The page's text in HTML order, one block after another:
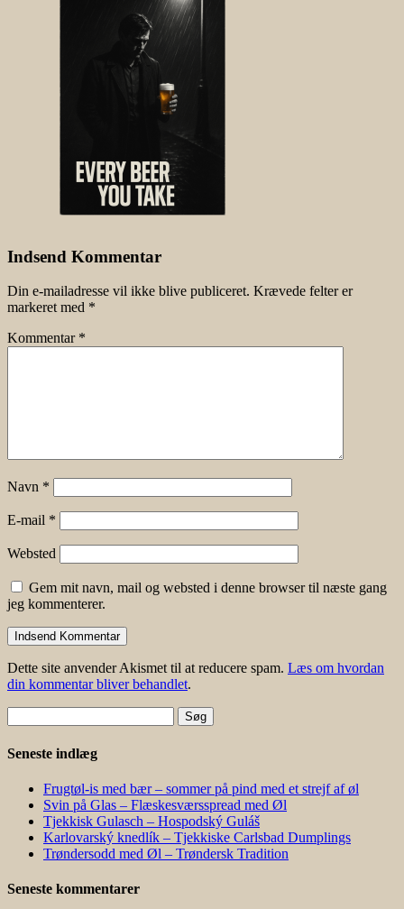
Indsend Kommentar
Din e-mailadresse vil ikke blive publiceret. Krævede felter er
markeret med *
Kommentar *
Navn *
E-mail *
Websted
Gem mit navn, mail og websted i denne browser til næste gang
jeg kommenterer.
Dette site anvender Akismet til at reducere spam. Læs om hvordan
din kommentar bliver behandlet.
efter:
Seneste indlæg
Frugtøl-is med bær – sommer på pind med et strejf af øl
Svin på Glas – Flæskesværsspread med Øl
Tjekkisk Gulasch – Hospodský Guláš
Karlovarský knedlík – Tjekkiske Carlsbad Dumplings
Trøndersodd med Øl – Trøndersk Tradition
Seneste kommentarer